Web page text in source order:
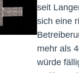
seit
sich eine
mehr als
würde